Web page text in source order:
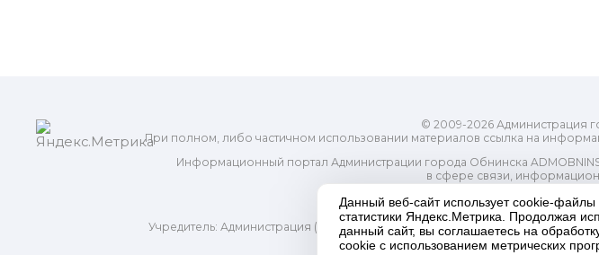
© 2009-2026 Администрация
При полном, либо частичном использовании материалов ссылка на
Информационный портал Администрации города Обнинска
в сфере связи,
Свидетельство о регистрации
Учредитель: Администрация (исполнительно-распорядительный орган)
Адрес электронной почты Редакции:
Данный веб-сайт использует cookie-файлы
статистики Яндекс.Метрика. Продолжая
данный сайт, вы соглашаетесь на
cookie с использованием метрических